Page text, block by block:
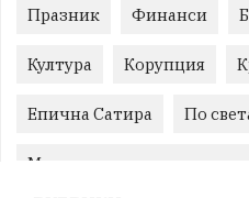
Празник Финанси
Култура Корупция
Епична Сатира По
Международни отношения